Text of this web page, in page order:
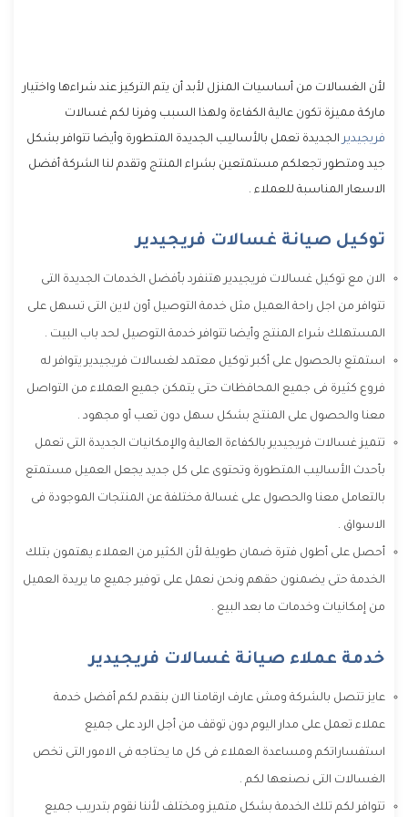
لأن الغسالات من أساسيات المنزل لأبد أن يتم التركيز عند شراءها واختيار
ماركة مميزة تكون عالية الكفاءة ولهذا السبب وفرنا لكم غسالات
فريجيدير الجديدة تعمل بالأساليب الجديدة المتطورة وأيضا تتوافر بشكل
جيد ومتطور تجعلكم مستمتعين بشراء المنتج وتقدم لنا الشركة أفضل
الاسعار المناسبة للعملاء .
توكيل صيانة غسالات فريجيدير
الان مع توكيل غسالات فريجيدير هتنفرد بأفضل الخدمات الجديدة التى
تتوافر من اجل راحة العميل مثل خدمة التوصيل أون لاين التى تسهل على
المستهلك شراء المنتج وأيضا تتوافر خدمة التوصيل لحد باب البيت .
استمتع بالحصول على أكبر توكيل معتمد لغسالات فريجيدير يتوافر له
فروع كثيرة فى جميع المحافظات حتى يتمكن جميع العملاء من التواصل
معنا والحصول على المنتج بشكل سهل دون تعب أو مجهود .
تتميز غسالات فريجيدير بالكفاءة العالية والإمكانيات الجديدة التى تعمل
بأحدث الأساليب المتطورة وتحتوى على كل جديد يجعل العميل مستمتع
بالتعامل معنا والحصول على غسالة مختلفة عن المنتجات الموجودة فى
الاسواق .
أحصل على أطول فترة ضمان طويلة لأن الكثير من العملاء يهتمون بتلك
الخدمة حتى يضمنون حقهم ونحن نعمل على توفير جميع ما يريدة العميل
من إمكانيات وخدمات ما بعد البيع .
خدمة عملاء صيانة غسالات فريجيدير
عايز تتصل بالشركة ومش عارف ارقامنا الان بنقدم لكم أفضل خدمة
عملاء تعمل على مدار اليوم دون توقف من أجل الرد على جميع
استفساراتكم ومساعدة العملاء فى كل ما يحتاجه فى الامور التى تخص
الغسالات التى نصنعها لكم .
تتوافر لكم تلك الخدمة بشكل متميز ومختلف لأننا نقوم بتدريب جميع